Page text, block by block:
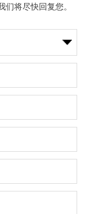
们将尽快回复您。